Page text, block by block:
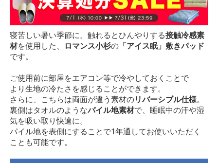
寝苦しい暑い季節に。触れるとひんやりする接触冷感素
材を使用した、 ロマンス小杉の 「アイス眠」敷きパッド
です。
ご使用前に部屋をエアコン等で冷やしておくことで
より生地の冷たさを感じることができます。
さらに、こちらは両面が違う素材のリバーシブル仕様。
裏側はタオルのようなパイル地素材で、睡眠中の汗や湿
気を吸い取り快適に。
パイル地を表側にすることで1年通してお使いいただく
ことも可能です。